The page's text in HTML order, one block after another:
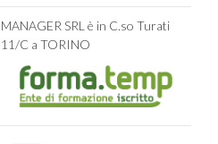
MANAGER SRL è in C.so Turati
11/C a TORINO